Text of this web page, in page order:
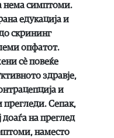
нема симптоми.
едукација и
скрининг
опфатот.
сè повеќе
здравје,
и
Сепак,
доаѓа на преглед
наместо